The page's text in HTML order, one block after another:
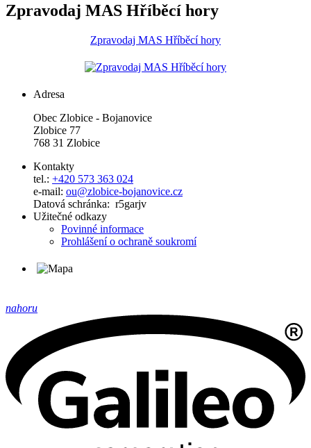
Zpravodaj MAS Hříběcí hory
Zpravodaj MAS Hříběcí hory
Adresa
Obec Zlobice - Bojanovice
Zlobice 77
768 31 Zlobice
Kontakty
tel.: +420 573 363 024
e-mail: ou@zlobice-bojanovice.cz
Datová schránka: r5garjv
Užitečné odkazy
Povinné informace
Prohlášení o ochraně soukromí
nahoru